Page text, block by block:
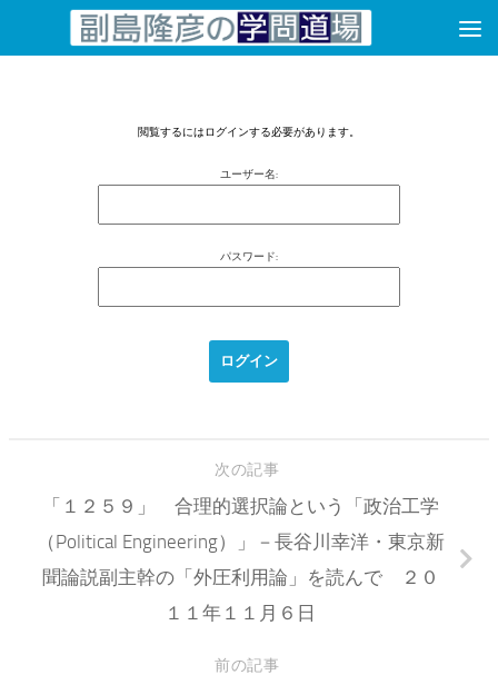
コンテンツへスキップ
閲覧するにはログインする必要があります。
ユーザー名:
パスワード:
次の記事
「１２５９」 合理的選択論という「政治工学
（Political Engineering）」－長谷川幸洋・東京新
聞論説副主幹の「外圧利用論」を読んで ２０
１１年１１月６日
前の記事